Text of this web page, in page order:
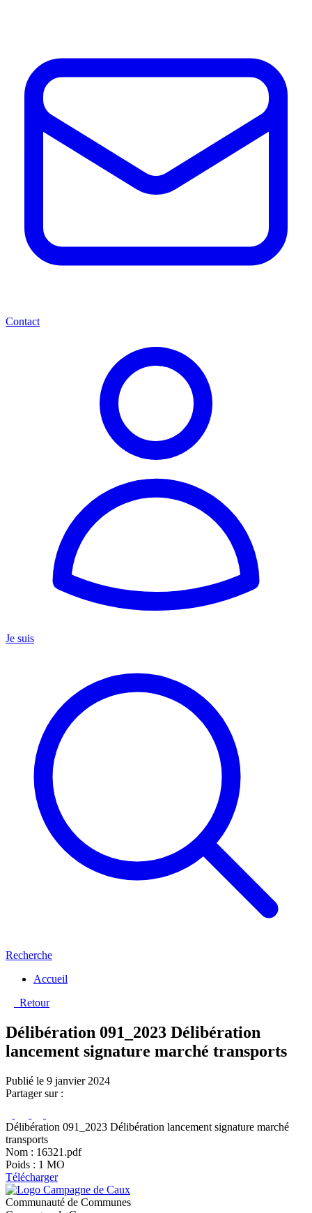
Contact
Je suis
Recherche
Accueil
Retour
Délibération 091_2023 Délibération
lancement signature marché transports
Publié le 9 janvier 2024
Partager sur :
Délibération 091_2023 Délibération lancement signature marché
transports
Nom : 16321.pdf
Poids : 1 MO
Télécharger
Communauté de Communes